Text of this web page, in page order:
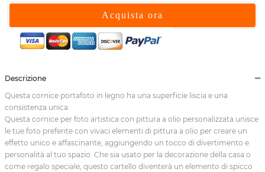
Acquista ora
Descrizione
Questa cornice portafoto in legno ha una superficie liscia e una
consistenza unica.
Questa cornice per foto artistica con pittura a olio personalizzata unisce
le tue foto preferite con vivaci elementi di pittura a olio per creare un
effetto unico e affascinante, aggiungendo un tocco di divertimento e
personalità al tuo spazio. Che sia usato per la decorazione della casa o
come regalo speciale, questo cartello diventerà un elemento di spicco